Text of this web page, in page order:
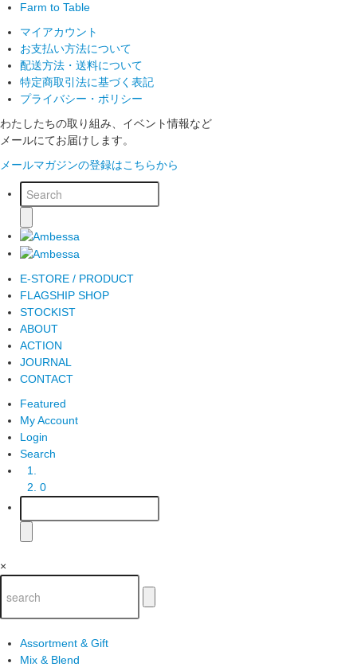
Farm to Table
マイアカウント
お支払い方法について
配送方法・送料について
特定商取引法に基づく表記
プライバシー・ポリシー
わたしたちの取り組み、イベント情報など
メールにてお届けします。
メールマガジンの登録はこちらから
E-STORE / PRODUCT
FLAGSHIP SHOP
STOCKIST
ABOUT
ACTION
JOURNAL
CONTACT
Featured
My Account
Login
Search
0
×
Assortment & Gift
Mix & Blend